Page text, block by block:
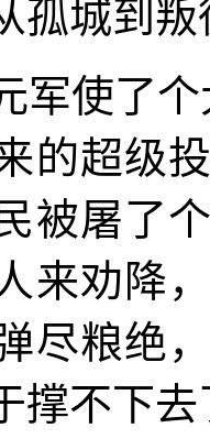
孤城到叛
军使了
的超级
被屠了
来劝降
尽粮绝
撑不下